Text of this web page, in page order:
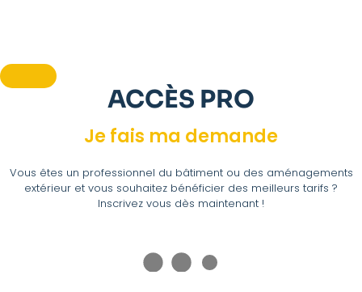
ACCÈS PRO
Je fais ma demande
Vous êtes un professionnel du bâtiment ou des aménagements
extérieur et vous souhaitez bénéficier des meilleurs tarifs ?
Inscrivez vous dès maintenant !